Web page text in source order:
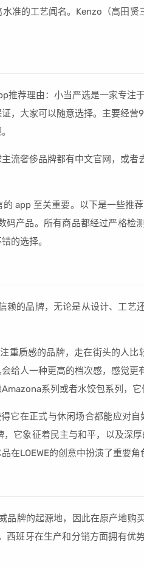
准的工艺闻名。Kenzo（高田
推荐理由：小当严选是一家专注
，大家可以随意选择。主要经营
流奢侈品牌都有中文官网，或
app 至关重要。以下是一些推
码产品。所有商品都经过严格检
的选择。
赖的品牌，无论是从设计、工艺
重质感的品牌，走在街头的人比
给人一种更高的档次感，感觉
系列或者水饺包系列，它
它在正式与休闲场合都能应对自
它象征着民主与和平，以及深
在LOEWE的创意中扮演了重要角
品牌的起源地，因此在原产地购
西班牙在生产和分销方面拥有优